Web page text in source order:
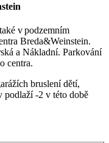
v podzemním
Breda&Weinstein.
a Nákladní. Parkování
centra.
bruslení dětí,
podlaží -2 v této době